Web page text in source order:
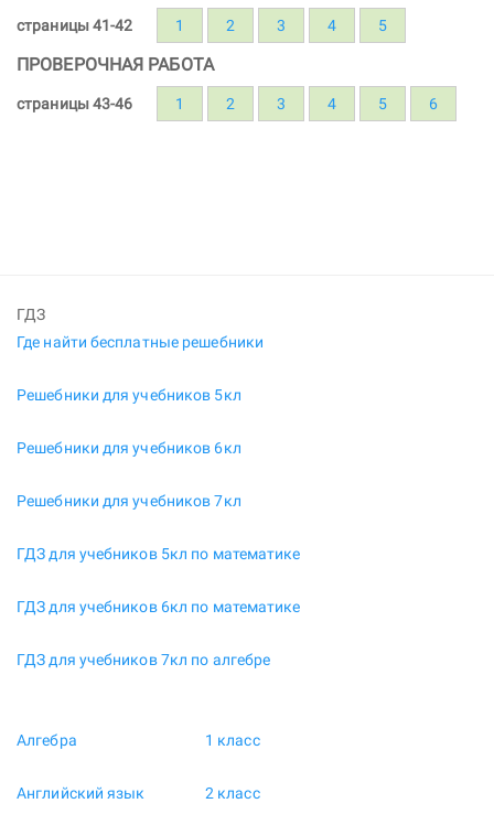
страницы 41-42 1 2 3 4 5
ПРОВЕРОЧНАЯ РАБОТА
страницы 43-46 1 2 3 4 5 6
ГДЗ
Где найти бесплатные решебники
Решебники для учебников 5кл
Решебники для учебников 6кл
Решебники для учебников 7кл
ГДЗ для учебников 5кл по математике
ГДЗ для учебников 6кл по математике
ГДЗ для учебников 7кл по алгебре
Алгебра
Английский язык
1 класс
2 класс